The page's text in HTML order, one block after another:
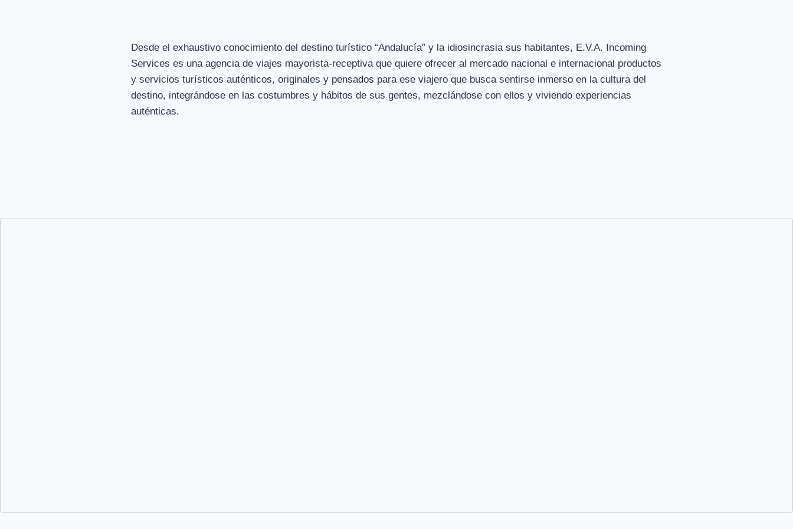
Desde el exhaustivo conocimiento del destino turístico “Andalucía” y la idiosincrasia sus habitantes, E.V.A. Incoming
Services es una agencia de viajes mayorista-receptiva que quiere ofrecer al mercado nacional e internacional productos
y servicios turísticos auténticos, originales y pensados para ese viajero que busca sentirse inmerso en la cultura del
destino, integrándose en las costumbres y hábitos de sus gentes, mezclándose con ellos y viviendo experiencias
auténticas.